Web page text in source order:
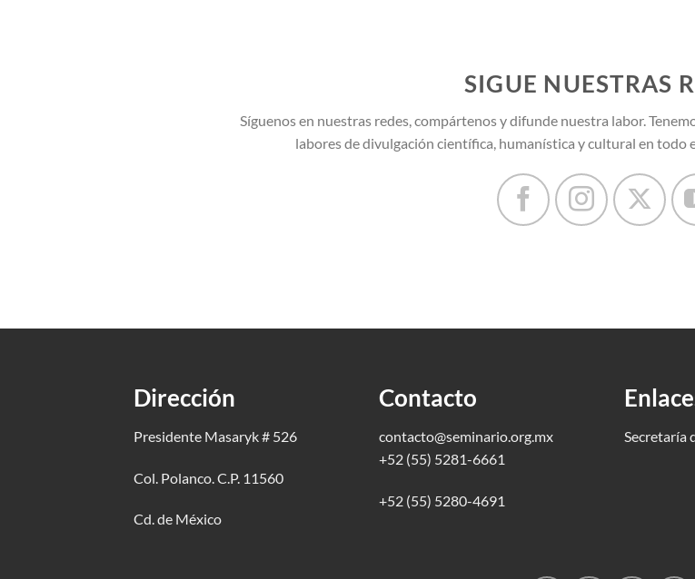
SIGUE NUESTRAS
Síguenos en nuestras redes, compártenos y difunde nuestra labor.
labores de divulgación científica, humanística y cultural en
Dirección
Presidente Masaryk # 526
Col. Polanco. C.P. 11560
Cd. de México
Contacto
contacto@seminario.org.mx
+52 (55) 5281-6661
+52 (55) 5280-4691
Secretaría